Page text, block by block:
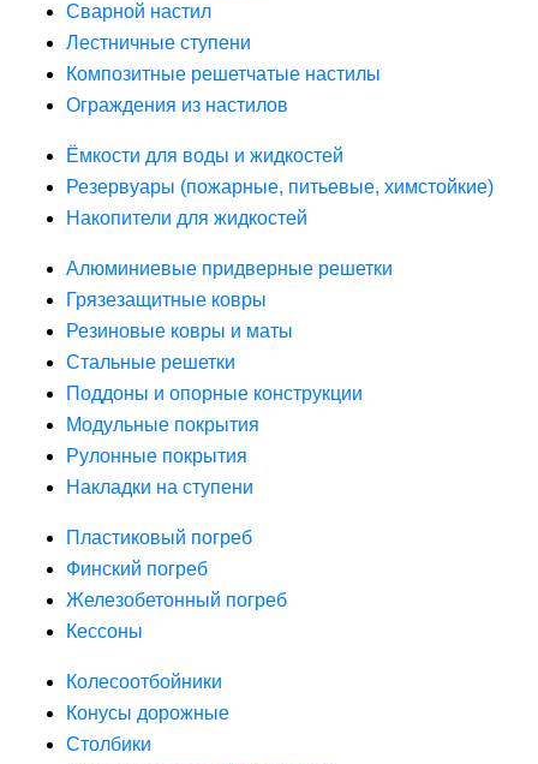
Сварной настил
Лестничные ступени
Композитные решетчатые настилы
Ограждения из настилов
Ёмкости для воды и жидкостей
Резервуары (пожарные, питьевые, химстойкие)
Накопители для жидкостей
Алюминиевые придверные решетки
Грязезащитные ковры
Резиновые ковры и маты
Стальные решетки
Поддоны и опорные конструкции
Модульные покрытия
Рулонные покрытия
Накладки на ступени
Пластиковый погреб
Финский погреб
Железобетонный погреб
Кессоны
Колесоотбойники
Конусы дорожные
Столбики